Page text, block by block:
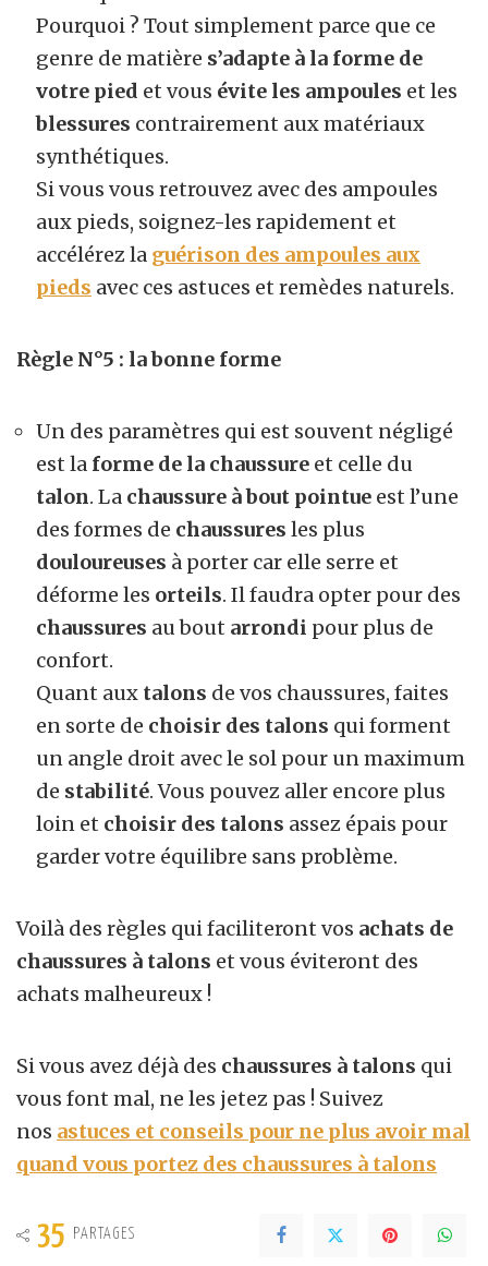
Pourquoi ? Tout simplement parce que ce
genre de matière s’adapte à la forme de
votre pied et vous évite les ampoules et les
blessures contrairement aux matériaux
synthétiques.
Si vous vous retrouvez avec des ampoules
aux pieds, soignez-les rapidement et
accélérez la guérison des ampoules aux
pieds avec ces astuces et remèdes naturels.
Règle N°5 : la bonne forme
Un des paramètres qui est souvent négligé
est la forme de la chaussure et celle du
talon. La chaussure à bout pointue est l’une
des formes de chaussures les plus
douloureuses à porter car elle serre et
déforme les orteils. Il faudra opter pour des
chaussures au bout arrondi pour plus de
confort.
Quant aux talons de vos chaussures, faites
en sorte de choisir des talons qui forment
un angle droit avec le sol pour un maximum
de stabilité. Vous pouvez aller encore plus
loin et choisir des talons assez épais pour
garder votre équilibre sans problème.
Voilà des règles qui faciliteront vos achats de
chaussures à talons et vous éviteront des
achats malheureux !
Si vous avez déjà des chaussures à talons qui
vous font mal, ne les jetez pas ! Suivez
nos astuces et conseils pour ne plus avoir mal
quand vous portez des chaussures à talons
35 PARTAGES